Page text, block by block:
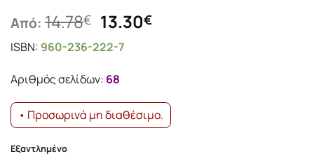
Από: 14.78€ Original
price
was:
14.78€.
13.30€Η
ISBN: 960-236-222-7
Αριθμός σελίδων: 68
• Προσωρινά μη διαθέσιμο.
Εξαντλημένο